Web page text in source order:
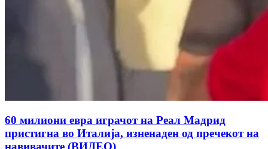
60 милиони евра играчот на Реал Мадрид
пристигна во Италија, изненаден од пречекот на